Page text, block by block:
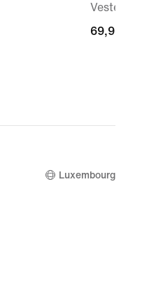
Veste à
69,99 €
69,99 €
Luxembourg